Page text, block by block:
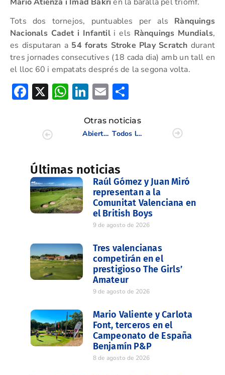
Tots dos tornejos, puntuables per als Rànquings
Nacionals Cadet i Infantili els Rànquings Mundials,
es disputaran a 54 forats Stroke Play Scratch durant
tres jornades consecutives (18 cada dia) amb un tall en
el lloc 60 i empatats després de la segona volta.
Facebook
X WhatsApp
LinkedIn
Email
Otras noticias
Abierto el plazo para inscribirse en Tecnificación FGCV 2021
Todos los valencianos en predisposición de superar el corte en el Campeonato de España Sub-16 Masculino
Últimas noticias
Raúl Gómez y Juan Miró
representan a la
Comunitat Valenciana en
el British Boys
9 de agosto de 2026
Tres valencianas
competirán en el
prestigioso The Girls’
Amateur
9 de agosto de 2026
Mario Valiente y Carlota
Font, terceros en el
Campeonato de España
Benjamín P&P
8 de agosto de 2026